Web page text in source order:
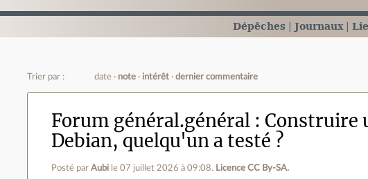
Dépêches Journaux
Trier par : date note intérêt dernier commentaire
Forum général.général
Construire
Debian, quelqu'un a testé ?
Posté parAubi le 07 juillet 2026 à 09:08. Licence CC By‑SA.